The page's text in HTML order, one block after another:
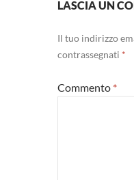
LASCIA UN
Il tuo indirizzo
contrassegnati *
Commento *